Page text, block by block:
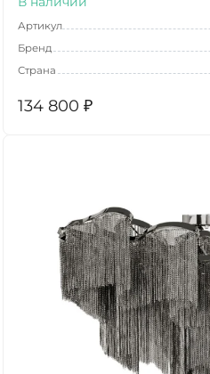
Артикул
Бренд
Страна
134 800 ₽